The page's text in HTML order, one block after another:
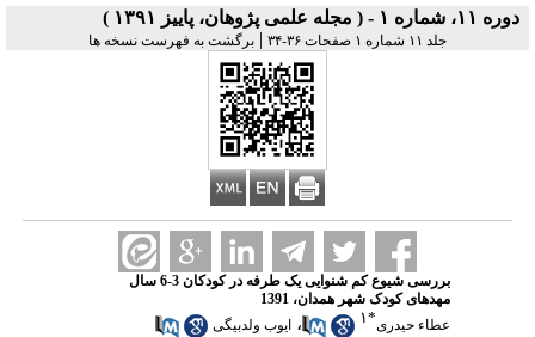
دوره ۱۱، شماره ۱ - ( مجله علمی پژوهان، پاییز ۱۳۹۱ )
جلد ۱۱ شماره ۱ صفحات ۳۶-۳۴ | برگشت به فهرست نسخه ها
بررسی شیوع کم شنوایی یک طرفه در کودکان 3-6 سال
مهدهای کودک شهر همدان، 1391
عطاء حیدری*۱ ، ایوب ولدبیگی